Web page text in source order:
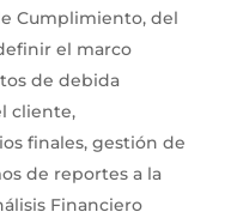
Cumplimiento, del
el marco
de debida
cliente,
finales, gestión de
de reportes a la
Financiero